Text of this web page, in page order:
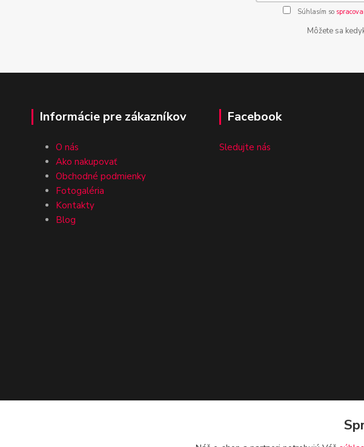
Súhlasím so
Môžete sa
Informácie pre zákazníkov
O nás
Ako nakupovať
Obchodné podmienky
Fotogaléria
Kontakty
Blog
Facebook
Sledujte nás